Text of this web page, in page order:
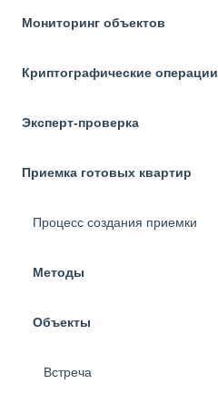
Мониторинг объектов
Криптографические операции
Эксперт-проверка
Приемка готовых квартир
Процесс создания приемки
Методы
Объекты
Встреча